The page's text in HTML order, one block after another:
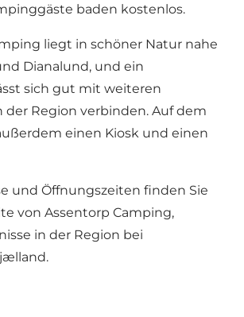
baden kostenlos.
liegt in schöner Natur nahe
Dianalund, und ein
sich gut mit weiteren
der Region verbinden. Auf dem
einen Kiosk und einen
und Öffnungszeiten finden Sie
von Assentorp Camping,
in der Region bei
.